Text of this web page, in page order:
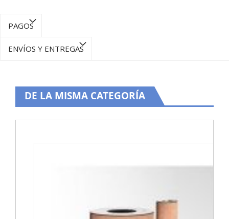
PAGOS
ENVÍOS Y ENTREGAS
DE LA MISMA CATEGORÍA